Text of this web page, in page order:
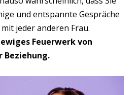
und entspannte Gespräche
jeder anderen Frau.
Feuerwerk von
Beziehung.